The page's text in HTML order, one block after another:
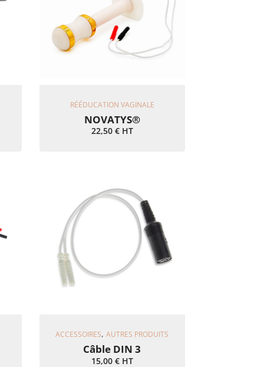
Ajouter Au Panier
RÉÉDUCATION VAGINALE
NOVATYS®
22,50 € HT
Ajouter Au Panier
ACCESSOIRES,AUTRES PRODUITS
Câble DIN 3
15,00 € HT